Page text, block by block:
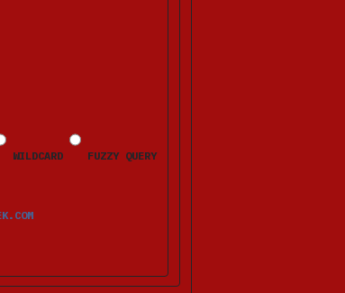
WILDCARD FUZZY QUERY